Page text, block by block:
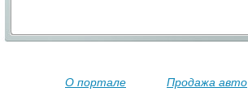
О портале Продажа авто